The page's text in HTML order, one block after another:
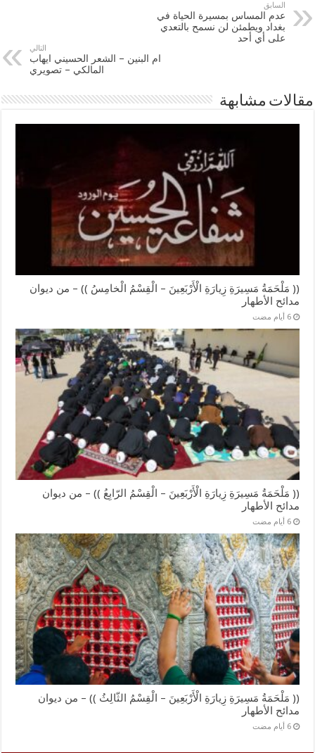
السابق
عدم المساس بمسيرة الحياة في
بغداد ويطمئن لن نسمح بالتعدي
على أي أحد
التالي
ام البنين – الشعر الحسيني ايهاب
المالكي – تصويري
مقالات مشابهة
(( مَلْحَمَةُ مَسِيرَةِ زِيارَةِ الْأَرْبَعِينَ – الْقِسْمُ الْخامِسُ )) – من ديوان
مدائح الأطهار
‏6 أيام مضت
(( مَلْحَمَةُ مَسِيرَةِ زِيارَةِ الْأَرْبَعِينَ – الْقِسْمُ الرّابِعُ )) – من ديوان
مدائح الأطهار
‏6 أيام مضت
(( مَلْحَمَةُ مَسِيرَةِ زِيارَةِ الْأَرْبَعِينَ – الْقِسْمُ الثّالِثُ )) – من ديوان
مدائح الأطهار
‏6 أيام مضت